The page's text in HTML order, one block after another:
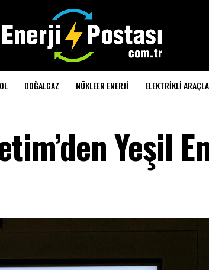
DOĞALGAZ NÜKLEER ENERJI ELEKTRIKLI
Yeşil